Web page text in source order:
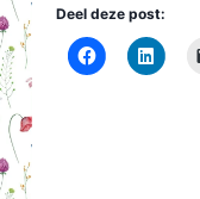
Deel deze post: